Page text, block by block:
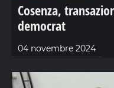
Cosenza,
democrat
04 novembre 2024